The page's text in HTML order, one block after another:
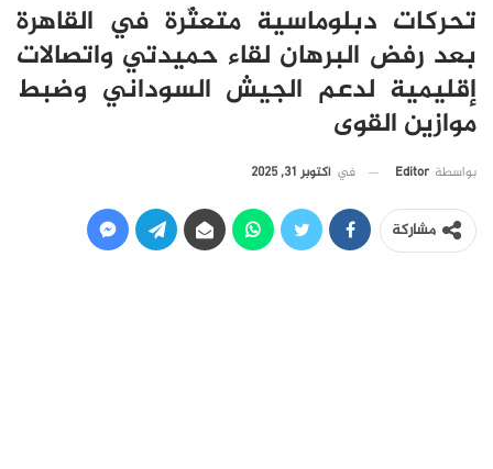
تحركات دبلوماسية متعثّرة في القاهرة
بعد رفض البرهان لقاء حميدتي واتصالات
إقليمية لدعم الجيش السوداني وضبط
موازين القوى
بواسطة Editor في أكتوبر 31, 2025
مشاركة